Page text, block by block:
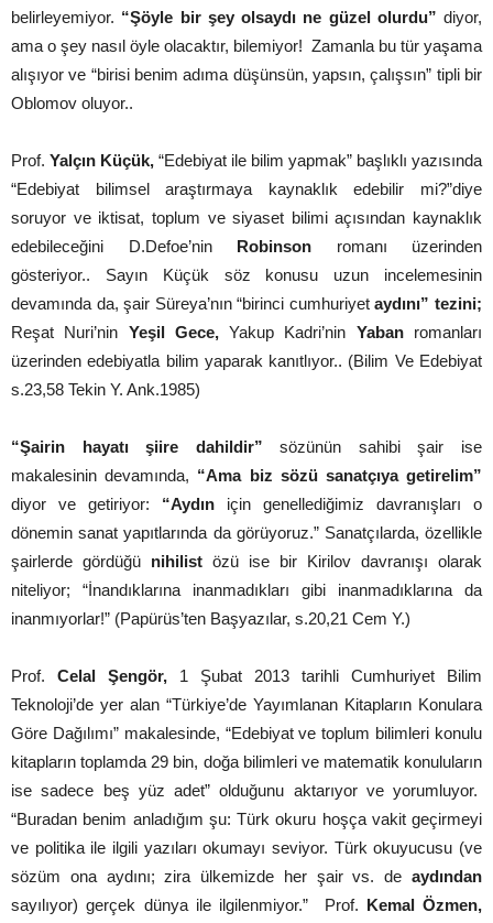
belirleyemiyor. “Şöyle bir şey olsaydı ne güzel olurdu” diyor,
ama o şey nasıl öyle olacaktır, bilemiyor! Zamanla bu tür yaşama
alışıyor ve “birisi benim adıma düşünsün, yapsın, çalışsın” tipli bir
Oblomov oluyor..
Prof. Yalçın Küçük, “Edebiyat ile bilim yapmak” başlıklı yazısında
“Edebiyat bilimsel araştırmaya kaynaklık edebilir mi?”diye
soruyor ve iktisat, toplum ve siyaset bilimi açısından kaynaklık
edebileceğini D.Defoe’nin Robinson romanı üzerinden
gösteriyor.. Sayın Küçük söz konusu uzun incelemesinin
devamında da, şair Süreya’nın “birinci cumhuriyetaydını” tezini;
Reşat Nuri’nin Yeşil Gece,Yakup Kadri’nin Yabanromanları
üzerinden edebiyatla bilim yaparak kanıtlıyor.. (Bilim Ve Edebiyat
s.23,58 Tekin Y. Ank.1985)
“Şairin hayatı şiire dahildir” sözünün sahibi şair ise
makalesinin devamında, “Ama biz sözü sanatçıya getirelim”
diyor ve getiriyor: “Aydın için genellediğimiz davranışları o
dönemin sanat yapıtlarında da görüyoruz.” Sanatçılarda, özellikle
şairlerde gördüğü nihilist özü ise bir Kirilov davranışı olarak
niteliyor; “İnandıklarına inanmadıkları gibi inanmadıklarına da
inanmıyorlar!” (Papürüs’ten Başyazılar, s.20,21 Cem Y.)
Prof. Celal Şengör, 1 Şubat 2013 tarihli Cumhuriyet Bilim
Teknoloji’de yer alan “Türkiye’de Yayımlanan Kitapların Konulara
Göre Dağılımı” makalesinde, “Edebiyat ve toplum bilimleri konulu
kitapların toplamda 29 bin, doğa bilimleri ve matematik konuluların
ise sadece beş yüz adet” olduğunu aktarıyor ve yorumluyor.
“Buradan benim anladığım şu: Türk okuru hoşça vakit geçirmeyi
ve politika ile ilgili yazıları okumayı seviyor. Türk okuyucusu (ve
sözüm ona aydını; zira ülkemizde her şair vs. de aydından
sayılıyor) gerçek dünya ile ilgilenmiyor.” Prof. Kemal Özmen,